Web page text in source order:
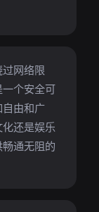
网络限
个安全可
由和广
还是娱乐
通无阻的